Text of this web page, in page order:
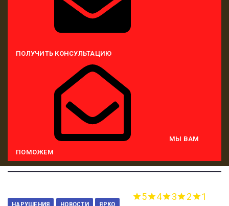
ПОЛУЧИТЬ КОНСУЛЬТАЦИЮ
МЫ ВАМ
ПОМОЖЕМ
НАРУШЕНИЯ НОВОСТИ ЯРКО
5 4 3 2 1